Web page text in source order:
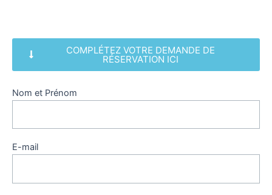
COMPLÉTEZ VOTRE DEMANDE DE
RÉSERVATION ICI
Nom et Prénom
E-mail